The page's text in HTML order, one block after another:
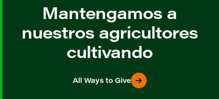
Mantengamos a
nuestros agricultores
cultivando
All Ways to Give